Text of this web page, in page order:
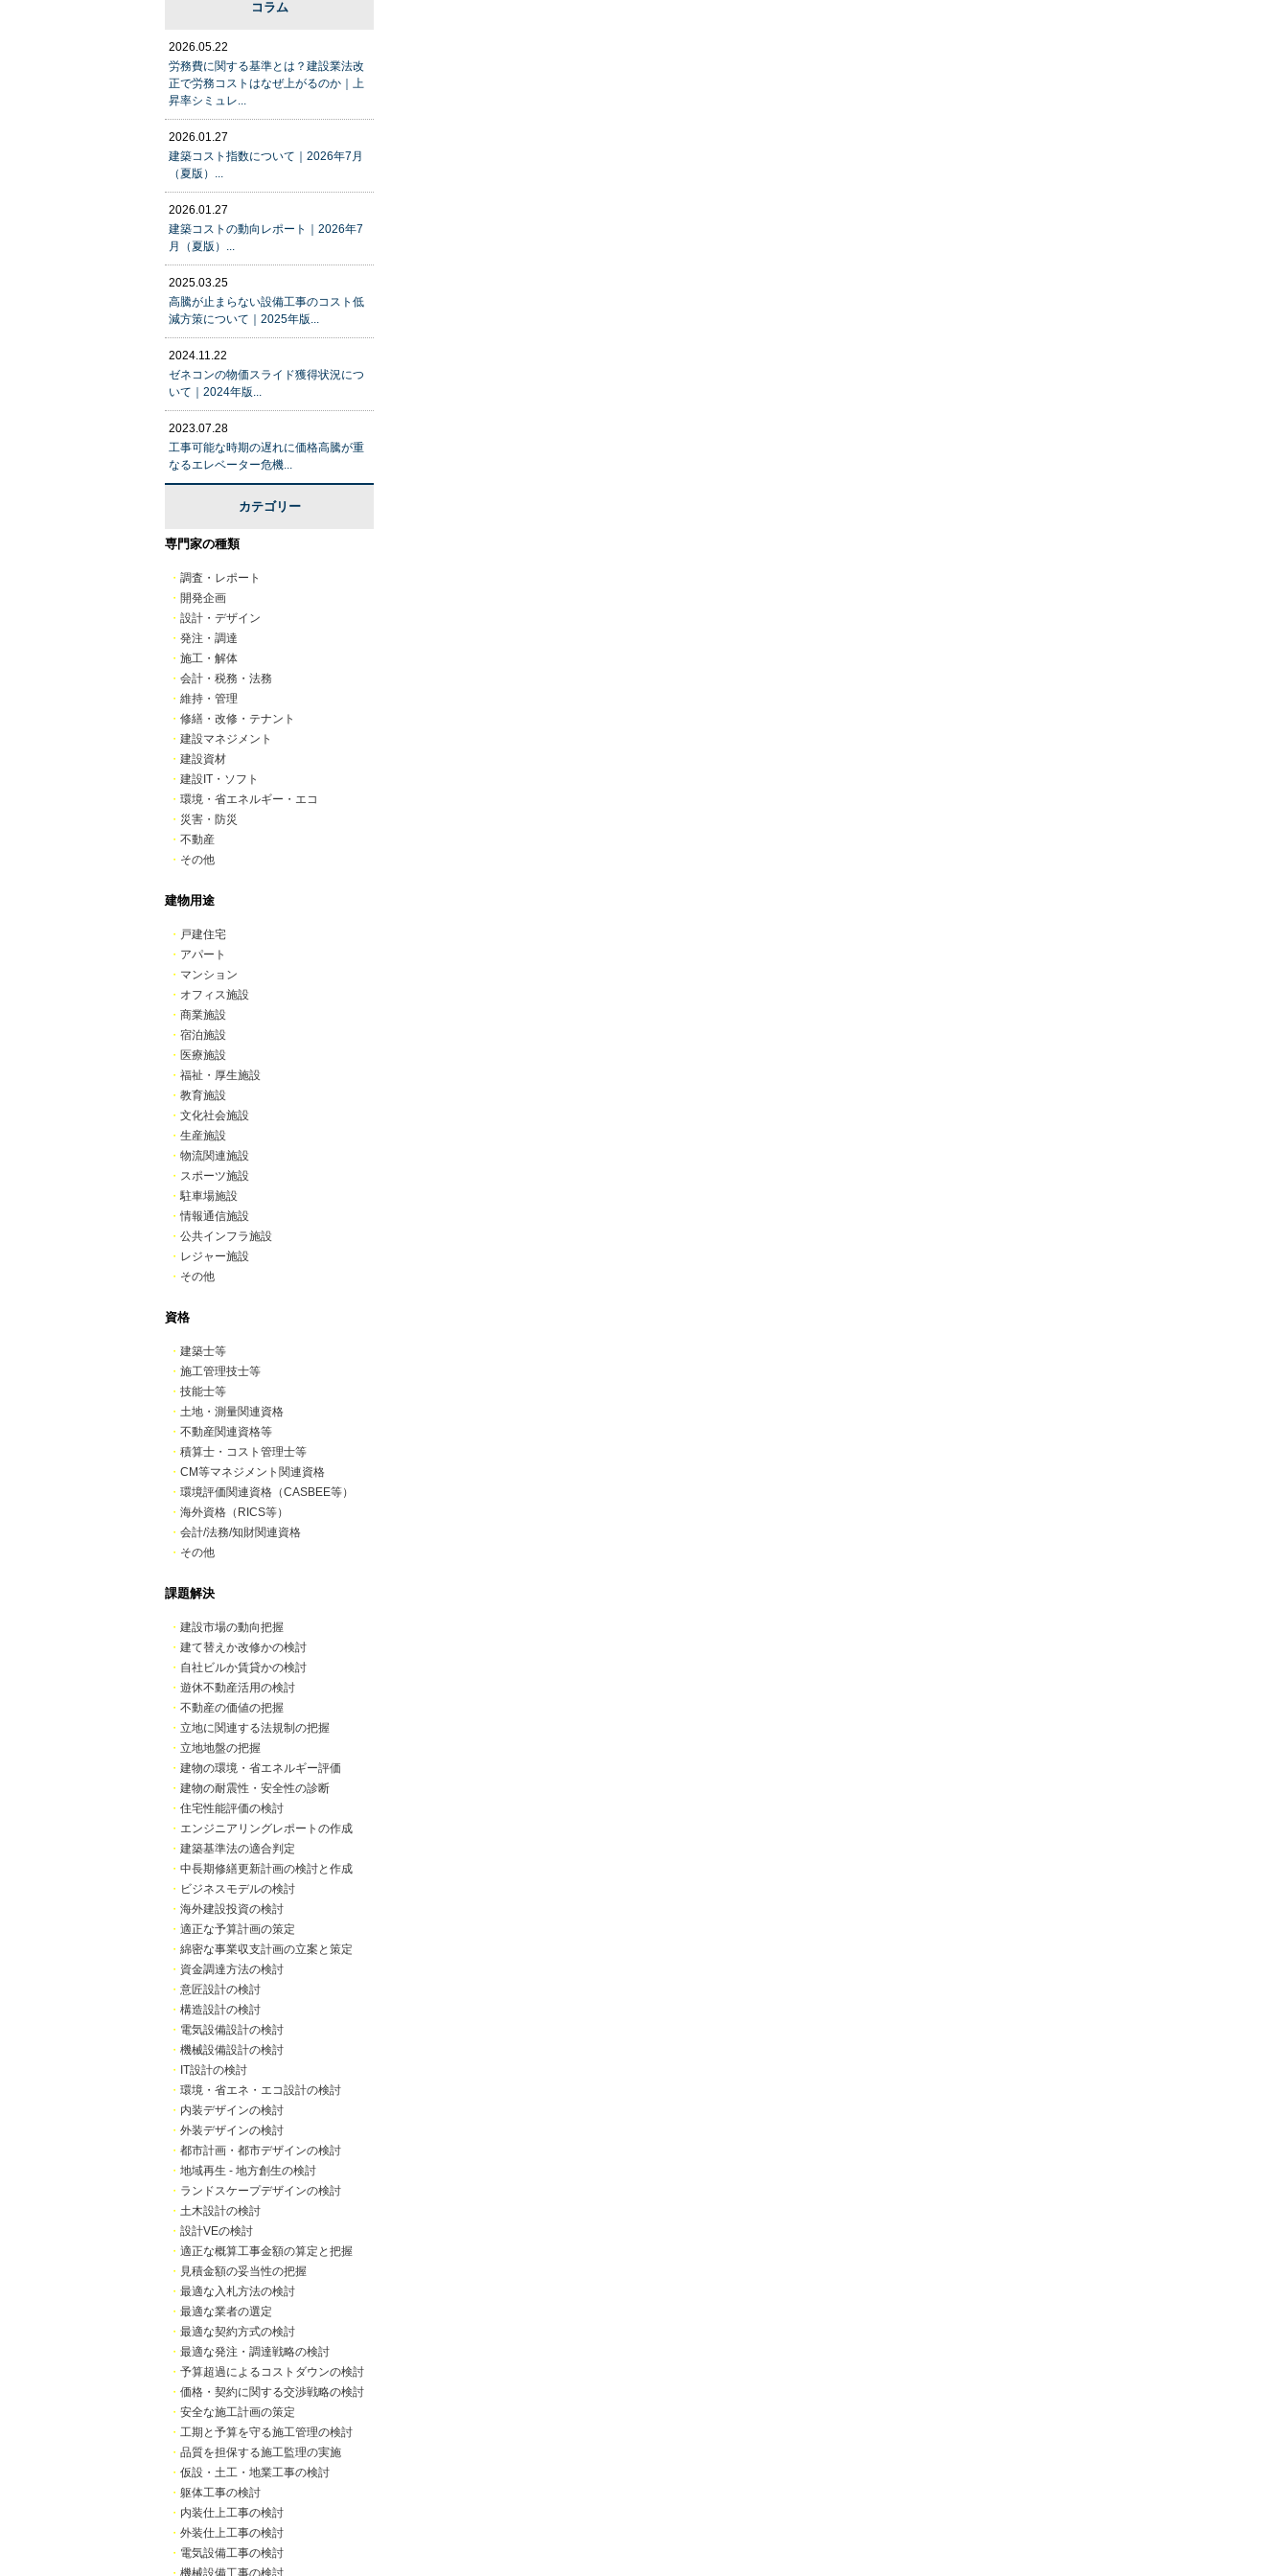
コラム
2026.05.22
労務費に関する基準とは？建設業法改
正で労務コストはなぜ上がるのか｜上
昇率シミュレ...
2026.01.27
建築コスト指数について｜2026年7月
（夏版）...
2026.01.27
建築コストの動向レポート｜2026年7
月（夏版）...
2025.03.25
高騰が止まらない設備工事のコスト低
減方策について｜2025年版...
2024.11.22
ゼネコンの物価スライド獲得状況につ
いて｜2024年版...
2023.07.28
工事可能な時期の遅れに価格高騰が重
なるエレベーター危機...
カテゴリー
専門家の種類
・ 調査・レポート
・ 開発企画
・ 設計・デザイン
・ 発注・調達
・ 施工・解体
・ 会計・税務・法務
・ 維持・管理
・ 修繕・改修・テナント
・ 建設マネジメント
・ 建設資材
・ 建設IT・ソフト
・ 環境・省エネルギー・エコ
・ 災害・防災
・ 不動産
・ その他
建物用途
・ 戸建住宅
・ アパート
・ マンション
・ オフィス施設
・ 商業施設
・ 宿泊施設
・ 医療施設
・ 福祉・厚生施設
・ 教育施設
・ 文化社会施設
・ 生産施設
・ 物流関連施設
・ スポーツ施設
・駐車場施設
・情報通信施設
・ 公共インフラ施設
・ レジャー施設
・ その他
資格
・ 建築士等
・ 施工管理技士等
・ 技能士等
・ 土地・測量関連資格
・ 不動産関連資格等
・ 積算士・コスト管理士等
・ CM等マネジメント関連資格
・ 環境評価関連資格（CASBEE等）
・ 海外資格（RICS等）
・ 会計/法務/知財関連資格
・ その他
課題解決
・ 建設市場の動向把握
・ 建て替えか改修かの検討
・ 自社ビルか賃貸かの検討
・ 遊休不動産活用の検討
・ 不動産の価値の把握
・ 立地に関連する法規制の把握
・ 立地地盤の把握
・ 建物の環境・省エネルギー評価
・ 建物の耐震性・安全性の診断
・ 住宅性能評価の検討
・ エンジニアリングレポートの作成
・ 建築基準法の適合判定
・ 中長期修繕更新計画の検討と作成
・ ビジネスモデルの検討
・ 海外建設投資の検討
・ 適正な予算計画の策定
・ 綿密な事業収支計画の立案と策定
・ 資金調達方法の検討
・ 意匠設計の検討
・ 構造設計の検討
・ 電気設備設計の検討
・ 機械設備設計の検討
・ IT設計の検討
・ 環境・省エネ・エコ設計の検討
・ 内装デザインの検討
・ 外装デザインの検討
・ 都市計画・都市デザインの検討
・ 地域再生 - 地方創生の検討
・ ランドスケープデザインの検討
・ 土木設計の検討
・ 設計VEの検討
・ 適正な概算工事金額の算定と把握
・ 見積金額の妥当性の把握
・ 最適な入札方法の検討
・ 最適な業者の選定
・ 最適な契約方式の検討
・ 最適な発注・調達戦略の検討
・ 予算超過によるコストダウンの検討
・ 価格・契約に関する交渉戦略の検討
・ 安全な施工計画の策定
・ 工期と予算を守る施工管理の検討
・ 品質を担保する施工監理の実施
・ 仮設・土工・地業工事の検討
・ 躯体工事の検討
・ 内装仕上工事の検討
・ 外装仕上工事の検討
・ 電気設備工事の検討
・ 機械設備工事の検討